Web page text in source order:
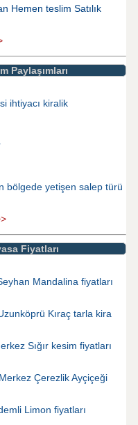
Hemen teslim Satılık
Paylaşımları
ihtiyacı kiralik
bölgede yetişen salep türü
Fiyatları
Mandalina fiyatları
Kıraç tarla kira
Sığır kesim fiyatları
Çerezlik Ayçiçeği
Limon fiyatları